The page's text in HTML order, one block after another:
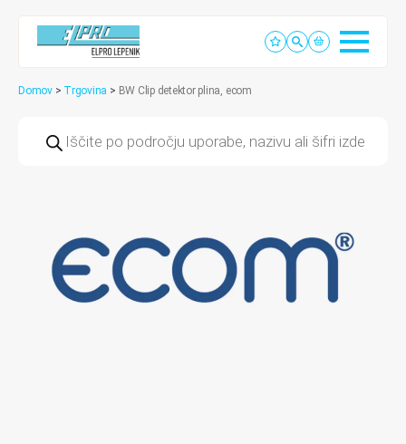
Domov > Trgovina > BW Clip detektor plina, ecom
search